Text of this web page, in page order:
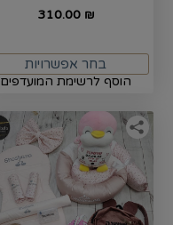
310.00 ₪
בחר אפשרויות
הוסף לרשימת המועדפים